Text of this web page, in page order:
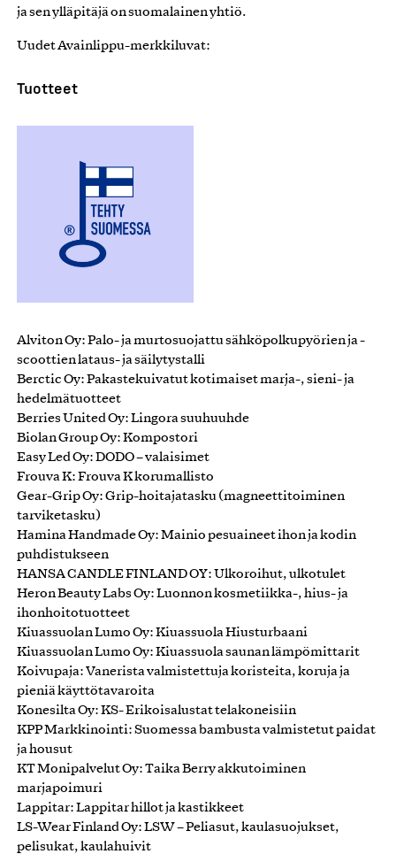
ja sen ylläpitäjä on suomalainen yhtiö.
Uudet Avainlippu-merkkiluvat:
Tuotteet
Alviton Oy: Palo- ja murtosuojattu sähköpolkupyörien ja -
scoottien lataus- ja säilytystalli
Berctic Oy: Pakastekuivatut kotimaiset marja-, sieni- ja
hedelmätuotteet
Berries United Oy: Lingora suuhuuhde
Biolan Group Oy: Kompostori
Easy Led Oy: DODO – valaisimet
Frouva K: Frouva K korumallisto
Gear-Grip Oy: Grip-hoitajatasku (magneettitoiminen
tarviketasku)
Hamina Handmade Oy: Mainio pesuaineet ihon ja kodin
puhdistukseen
HANSA CANDLE FINLAND OY: Ulkoroihut, ulkotulet
Heron Beauty Labs Oy: Luonnon kosmetiikka-, hius- ja
ihonhoitotuotteet
Kiuassuolan Lumo Oy: Kiuassuola Hiusturbaani
Kiuassuolan Lumo Oy: Kiuassuola saunan lämpömittarit
Koivupaja: Vanerista valmistettuja koristeita, koruja ja
pieniä käyttötavaroita
Konesilta Oy: KS- Erikoisalustat telakoneisiin
KPP Markkinointi: Suomessa bambusta valmistetut paidat
ja housut
KT Monipalvelut Oy: Taika Berry akkutoiminen
marjapoimuri
Lappitar: Lappitar hillot ja kastikkeet
LS-Wear Finland Oy: LSW – Peliasut, kaulasuojukset,
pelisukat, kaulahuivit